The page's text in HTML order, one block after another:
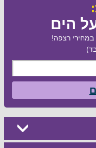
הים
רצפה!